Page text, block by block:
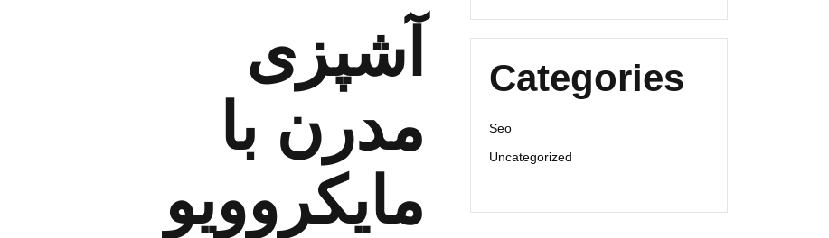
آشپزی
مدرن با
مایکروویو
Categories
Seo
Uncategorized